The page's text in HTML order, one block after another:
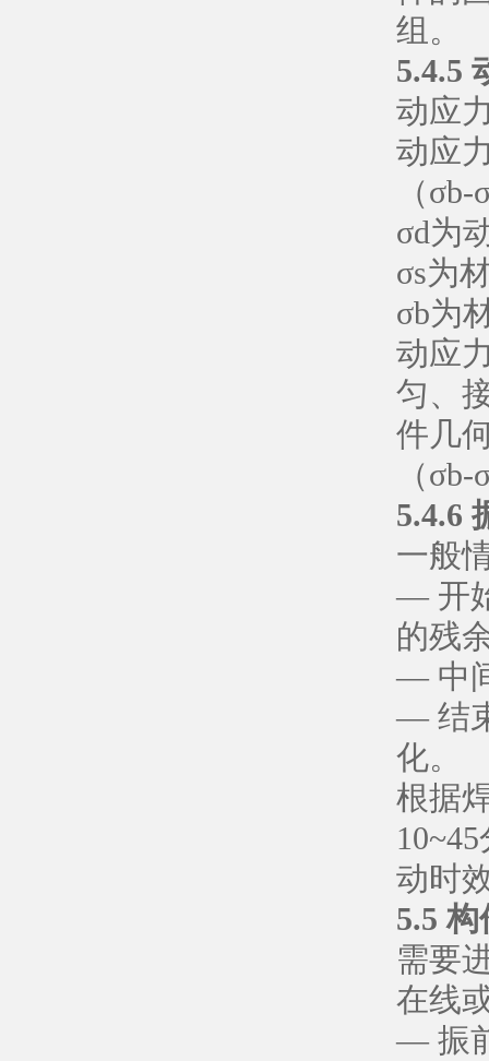
组。
5.4.5
动应
动应
（
σd为
σs为
σb为
动应
匀、
件几
（
5.4.6
一般
— 开
的残
— 中
— 结
化。
根据
动时
5.5
需要
在线
— 振